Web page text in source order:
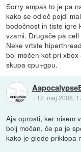
Sorry ampak to je pa
kako se odloč pojdi
bodočnost in tiste igre
vzami. Drugače pa
Neke vrtste
bol močen kot pri
skupa cpu+gpu.
:: 12. maj 2008,
Aja oprosti, ker nisem
bolj močan, če pa je
kako je glede priklopa